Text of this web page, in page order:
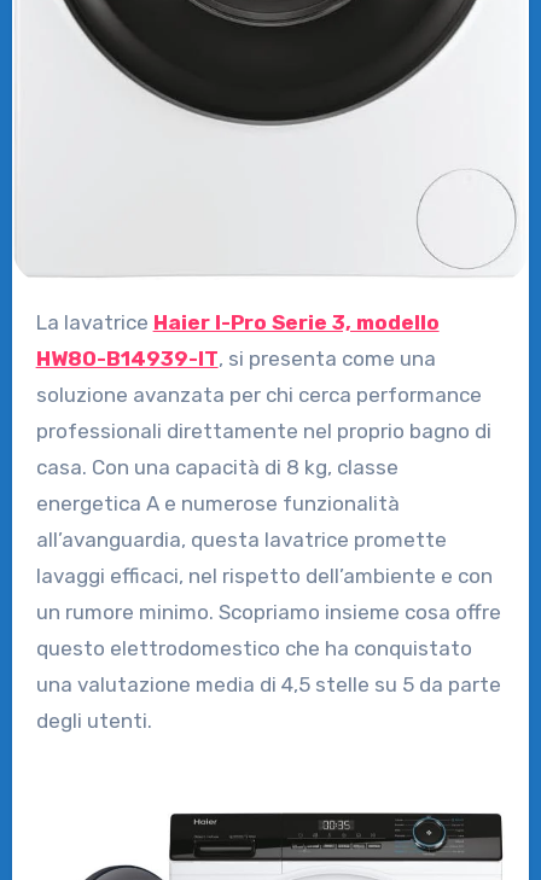
La lavatrice Haier I-Pro Serie 3, modello
HW80-B14939-IT, si presenta come una
soluzione avanzata per chi cerca performance
professionali direttamente nel proprio bagno di
casa. Con una capacità di 8 kg, classe
energetica A e numerose funzionalità
all’avanguardia, questa lavatrice promette
lavaggi efficaci, nel rispetto dell’ambiente e con
un rumore minimo. Scopriamo insieme cosa offre
questo elettrodomestico che ha conquistato
una valutazione media di 4,5 stelle su 5 da parte
degli utenti.